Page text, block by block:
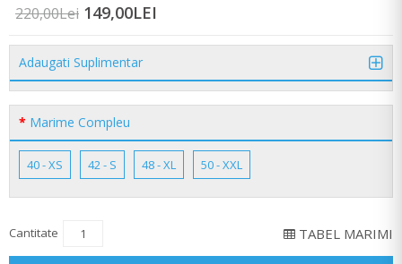
220,00Lei 149,00LEI
Adaugati Suplimentar
Marime Compleu
40 - XS 42 - S 48 - XL 50 - XXL
Cantitate TABEL MARIMI